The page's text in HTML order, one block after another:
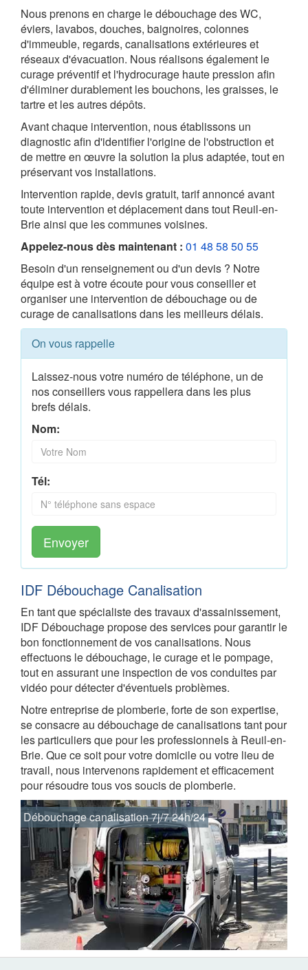
Nous prenons en charge le débouchage des WC,
éviers, lavabos, douches, baignoires, colonnes
d'immeuble, regards, canalisations extérieures et
réseaux d'évacuation. Nous réalisons également le
curage préventif et l'hydrocurage haute pression afin
d'éliminer durablement les bouchons, les graisses, le
tartre et les autres dépôts.
Avant chaque intervention, nous établissons un
diagnostic afin d'identifier l'origine de l'obstruction et
de mettre en œuvre la solution la plus adaptée, tout en
préservant vos installations.
Intervention rapide, devis gratuit, tarif annoncé avant
toute intervention et déplacement dans tout Reuil-en-
Brie ainsi que les communes voisines.
Appelez-nous dès maintenant : 01 48 58 50 55
Besoin d'un renseignement ou d'un devis ? Notre
équipe est à votre écoute pour vous conseiller et
organiser une intervention de débouchage ou de
curage de canalisations dans les meilleurs délais.
On vous rappelle
Laissez-nous votre numéro de téléphone, un de
nos conseillers vous rappellera dans les plus
brefs délais.
Nom:
Tél:
Envoyer
IDF Débouchage Canalisation
En tant que spécialiste des travaux d'assainissement,
IDF Débouchage propose des services pour garantir le
bon fonctionnement de vos canalisations. Nous
effectuons le débouchage, le curage et le pompage,
tout en assurant une inspection de vos conduites par
vidéo pour détecter d'éventuels problèmes.
Notre entreprise de plomberie, forte de son expertise,
se consacre au débouchage de canalisations tant pour
les particuliers que pour les professionnels à Reuil-en-
Brie. Que ce soit pour votre domicile ou votre lieu de
travail, nous intervenons rapidement et efficacement
pour résoudre tous vos soucis de plomberie.
Débouchage canalisation 7j/7 24h/24